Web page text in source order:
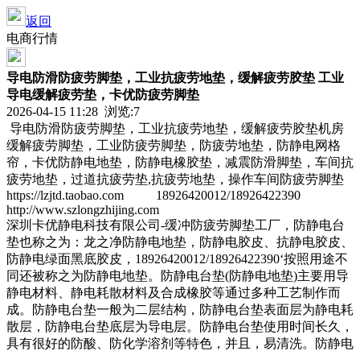
返回
电商行情
导电防滑防疲劳脚垫，工业抗疲劳地垫，缓解疲劳胶垫 工业
导电缓解疲劳垫，卡优防疲劳脚垫
2026-04-15 11:28 浏览:7
导电防滑防疲劳脚垫，工业抗疲劳地垫，缓解疲劳胶垫机房
缓解疲劳脚垫，工业防疲劳脚垫，防疲劳地垫，防静电网格
帘，卡优防静电地垫，防静电橡胶垫，减震防滑脚垫，车间抗
疲劳地垫，过道抗疲劳垫,抗疲劳地垫，操作车间防疲劳脚垫
https://lzjtd.taobao.com 18926420012/18926422390
http://www.szlongzhijing.com
深圳卡优静电科技有限公司-缓冲防疲劳脚垫工厂，防静电台
垫也称之为：龙之净防静电地垫，防静电胶皮、抗静电胶皮、
防静电绿面黑底胶皮，18926420012/18926422390‘按照用途不
同还被称之为防静电地垫。防静电台垫(防静电地垫)主要用导
静电材料、静电耗散材料及合成橡胶等通过多种工艺制作而
成。防静电台垫一般为二层结构，防静电台垫表面层为静电耗
散层，防静电台垫底层为导电层。防静电台垫使用时间长久，
具有很好的防酸、防化学溶剂等特色，并且，易清洗。防静电